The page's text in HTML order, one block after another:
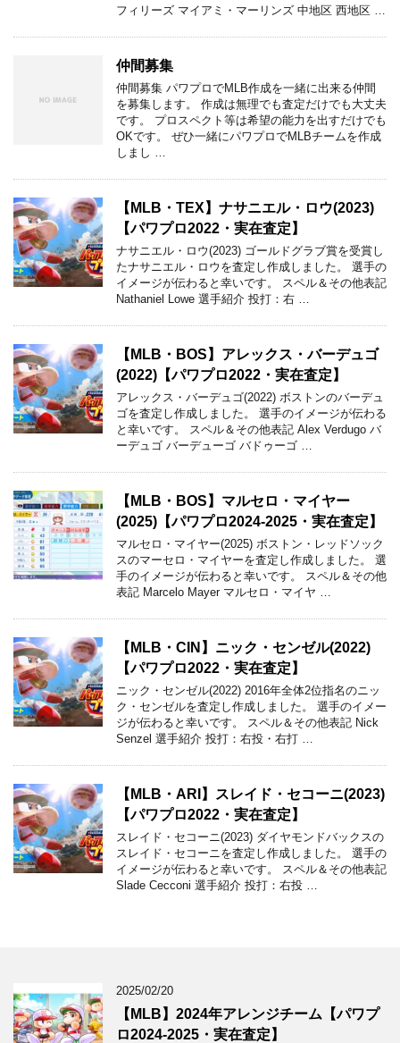
フィリーズ マイアミ・マーリンズ 中地区 西地区 …
仲間募集
仲間募集 パワプロでMLB作成を一緒に出来る仲間
を募集します。 作成は無理でも査定だけでも大丈夫
です。 プロスペクト等は希望の能力を出すだけでも
OKです。 ぜひ一緒にパワプロでMLBチームを作成
しまし …
【MLB・TEX】ナサニエル・ロウ(2023)
【パワプロ2022・実在査定】
ナサニエル・ロウ(2023) ゴールドグラブ賞を受賞し
たナサニエル・ロウを査定し作成しました。 選手の
イメージが伝わると幸いです。 スペル＆その他表記
Nathaniel Lowe 選手紹介 投打：右 …
【MLB・BOS】アレックス・バーデュゴ
(2022)【パワプロ2022・実在査定】
アレックス・バーデュゴ(2022) ボストンのバーデュ
ゴを査定し作成しました。 選手のイメージが伝わる
と幸いです。 スペル＆その他表記 Alex Verdugo バ
ーデュゴ バーデューゴ バドゥーゴ …
【MLB・BOS】マルセロ・マイヤー
(2025)【パワプロ2024-2025・実在査定】
マルセロ・マイヤー(2025) ボストン・レッドソック
スのマーセロ・マイヤーを査定し作成しました。 選
手のイメージが伝わると幸いです。 スペル＆その他
表記 Marcelo Mayer マルセロ・マイヤ …
【MLB・CIN】ニック・センゼル(2022)
【パワプロ2022・実在査定】
ニック・センゼル(2022) 2016年全体2位指名のニッ
ク・センゼルを査定し作成しました。 選手のイメー
ジが伝わると幸いです。 スペル＆その他表記 Nick
Senzel 選手紹介 投打：右投・右打 …
【MLB・ARI】スレイド・セコーニ(2023)
【パワプロ2022・実在査定】
スレイド・セコーニ(2023) ダイヤモンドバックスの
スレイド・セコーニを査定し作成しました。 選手の
イメージが伝わると幸いです。 スペル＆その他表記
Slade Cecconi 選手紹介 投打：右投 …
2025/02/20
【MLB】2024年アレンジチーム【パワプ
ロ2024-2025・実在査定】